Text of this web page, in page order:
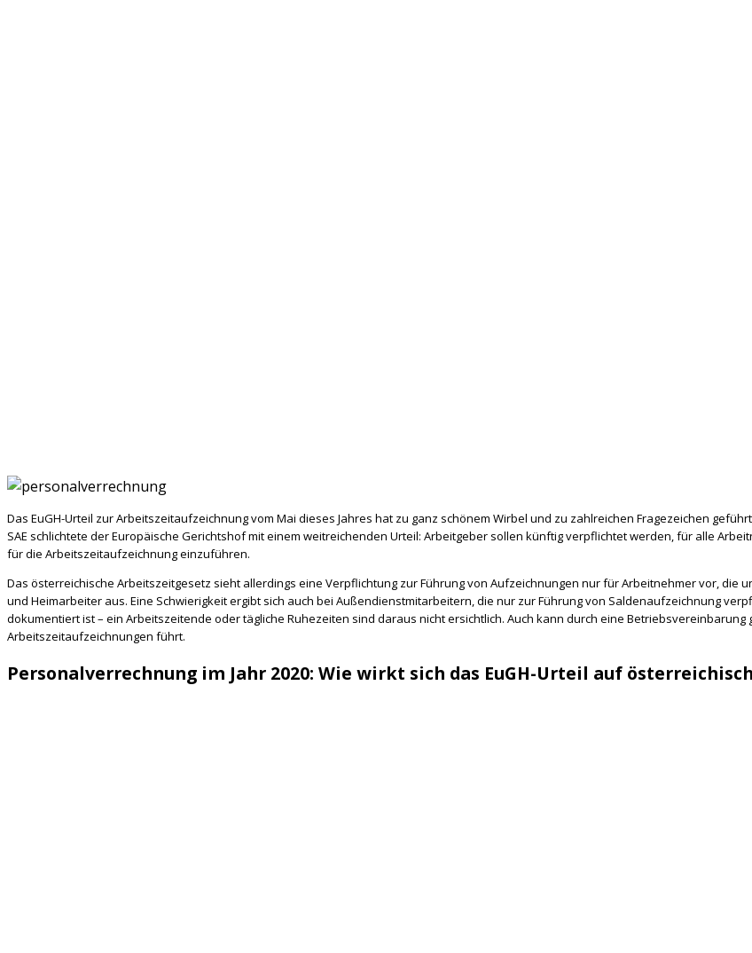
Das EuGH-Urteil zur Arbeitszeitaufzeichnung vom Mai dieses Jahres hat zu ganz schönem Wirbel und zu zahlreichen Fragezeichen
SAE schlichtete der Europäische Gerichtshof mit einem weitreichenden Urteil: Arbeitgeber sollen künftig verpflichtet werden, für alle
für die Arbeitszeitaufzeichnung einzuführen.
Das österreichische Arbeitszeitgesetz sieht allerdings eine Verpflichtung zur Führung von Aufzeichnungen nur für Arbeitnehmer vor, die
und Heimarbeiter aus. Eine Schwierigkeit ergibt sich auch bei Außendienstmitarbeitern, die nur zur Führung von Saldenaufzeichnung
dokumentiert ist – ein Arbeitszeitende oder tägliche Ruhezeiten sind daraus nicht ersichtlich. Auch kann durch eine
Arbeitszeitaufzeichnungen führt.
Personalverrechnung im Jahr 2020: Wie wirkt sich das EuGH-Urteil auf